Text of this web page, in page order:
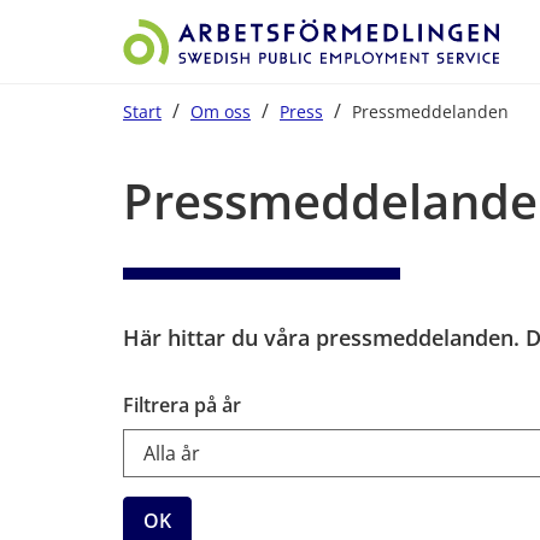
Start / Om oss / Press / Pressmeddelanden
Här hittar du våra pressmeddelanden.
Filtrera på år
OK